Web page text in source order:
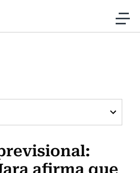
al contenido
y TV Usach
afirma que